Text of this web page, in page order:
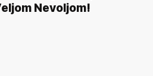
Nevoljom!